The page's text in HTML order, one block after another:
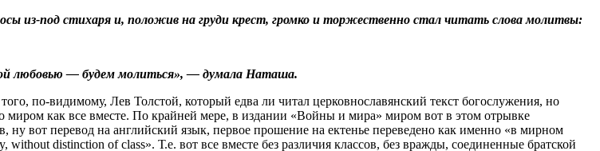
из-под стихаря и, положив на груди крест, громко и торжественно стал читать слова молитвы:
любовью — будем молиться», — думала Наташа.
по-видимому, Лев Толстой, который едва ли читал церковнославянский текст богослужения, но
миром как все вместе. По крайней мере, в издании «Войны и мира» миром вот в этом отрывке
ну вот перевод на английский язык, первое прошение на ектенье переведено как именно «в мирном
distinction of class». Т.е. вот все вместе без различия классов, без вражды, соединенные братской